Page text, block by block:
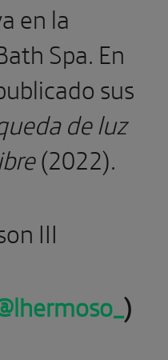
en la
Spa. En
sus
de luz
(2022).
III
)